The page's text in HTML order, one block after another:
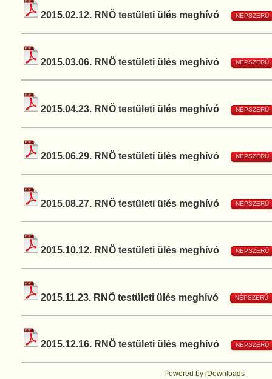
2015.02.12. RNÖ testületi ülés meghívó NÉPSZERŰ
2015.03.06. RNÖ testületi ülés meghívó NÉPSZERŰ
2015.04.23. RNÖ testületi ülés meghívó NÉPSZERŰ
2015.06.29. RNÖ testületi ülés meghívó NÉPSZERŰ
2015.08.27. RNÖ testületi ülés meghívó NÉPSZERŰ
2015.10.12. RNÖ testületi ülés meghívó NÉPSZERŰ
2015.11.23. RNÖ testületi ülés meghívó NÉPSZERŰ
2015.12.16. RNÖ testületi ülés meghívó NÉPSZERŰ
Powered by jDownloads